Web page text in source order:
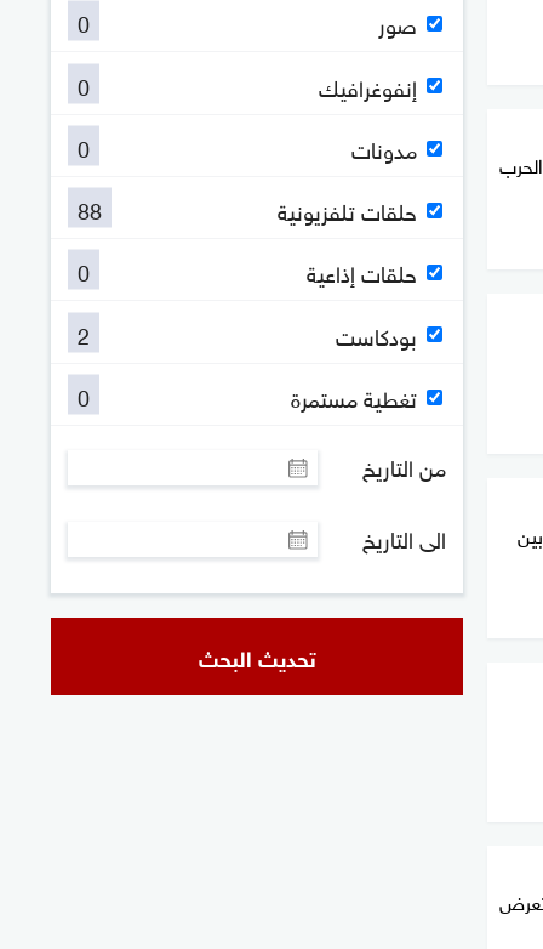
الحرب
تعرض
صور
0
إنفوغرافيك
0
مدونات
0
حلقات تلفزيونية
88
حلقات إذاعية
0
بودكاست
2
تغطية مستمرة
0
من التاريخ
الى التاريخ
تحديث البحث